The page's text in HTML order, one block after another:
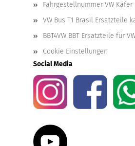
Fahrgestellnummer VW Käfer
VW Bus T1 Brasil Ersatzteile
BBT4VW BBT Ersatzteile für
Cookie Einstellungen
Social Media